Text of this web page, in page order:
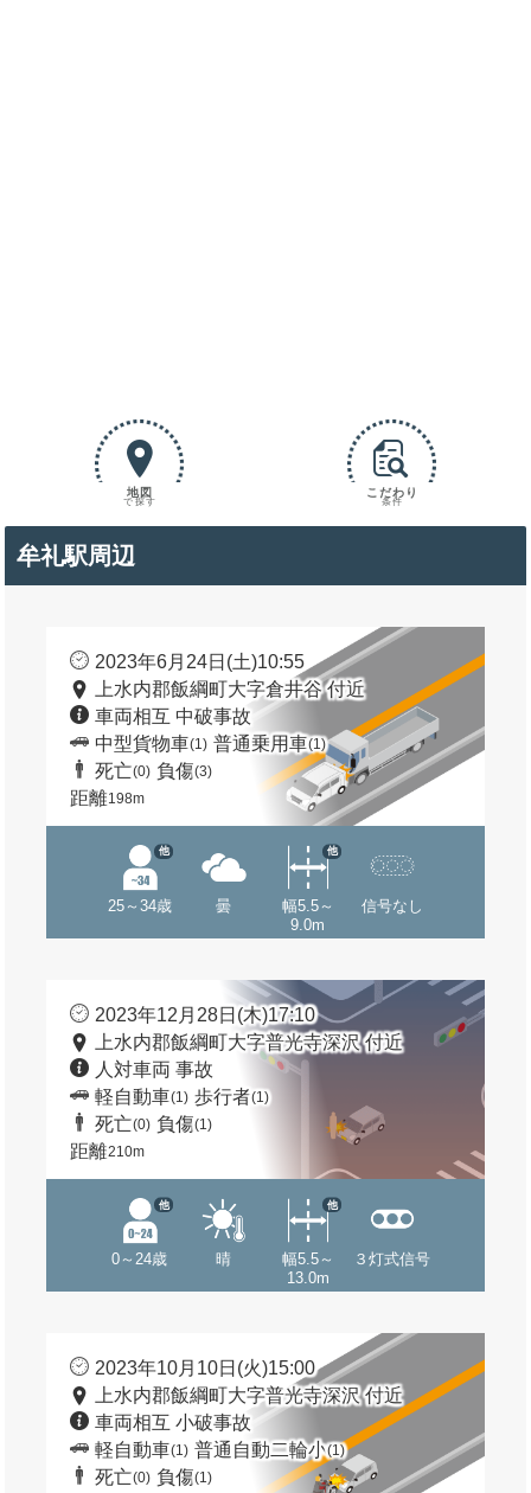
地図
で探す
こだわり
条件
牟礼駅周辺
2023年6月24日(土)10:55
上水内郡飯綱町大字倉井谷 付近
車両相互 中破事故
中型貨物車(1) 普通乗用車(1)
死亡(0) 負傷(3)
距離198m
25～34歳
他
曇
幅5.5～
9.0m
他
信号なし
2023年12月28日(木)17:10
上水内郡飯綱町大字普光寺深沢 付近
人対車両 事故
軽自動車(1) 歩行者(1)
死亡(0) 負傷(1)
距離210m
0～24歳
他
晴
幅5.5～
13.0m
他
３灯式信号
2023年10月10日(火)15:00
上水内郡飯綱町大字普光寺深沢 付近
車両相互 小破事故
軽自動車(1) 普通自動二輪小(1)
死亡(0) 負傷(1)